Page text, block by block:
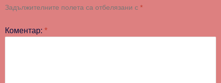
Задължителните полета са отбелязани с *
Коментар: *